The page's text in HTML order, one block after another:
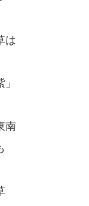
は
南